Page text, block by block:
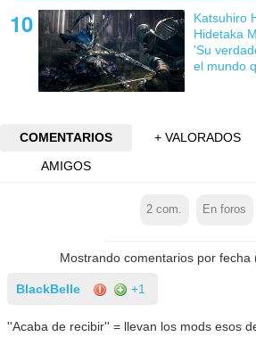
Katsuhiro
Hidetaka
'Su
el mundo
COMENTARIOS
+ VALORADOS
AMIGOS
2 com. En foros
Mostrando comentarios por fecha
BlackBelle +1
''Acaba de recibir'' = llevan los mods esos